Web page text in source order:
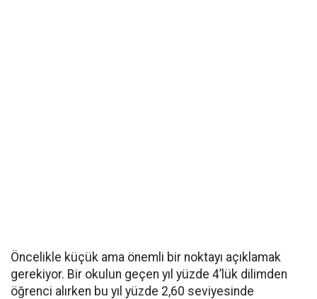
Öncelikle küçük ama önemli bir noktayı açıklamak
gerekiyor. Bir okulun geçen yıl yüzde 4’lük dilimden
öğrenci alırken bu yıl yüzde 2,60 seviyesinde